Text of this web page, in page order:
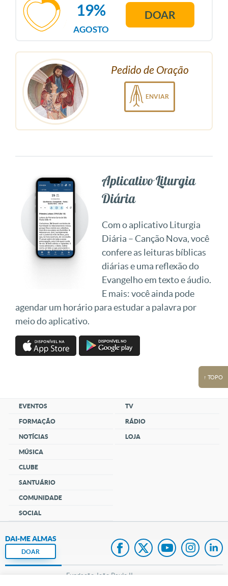
AGOSTO
19% DOAR
Pedido de Oração
ENVIAR
Aplicativo Liturgia
Diária
Com o aplicativo Liturgia
Diária – Canção Nova, você
confere as leituras bíblicas
diárias e uma reflexão do
Evangelho em texto e áudio.
E mais: você ainda pode
agendar um horário para estudar a palavra por
meio do aplicativo.
↑ TOPO
EVENTOS
FORMAÇÃO
NOTÍCIAS
MÚSICA
CLUBE
SANTUÁRIO
COMUNIDADE
SOCIAL
TV
RÁDIO
LOJA
DAI-ME ALMAS
DOAR
Fundação João Paulo II